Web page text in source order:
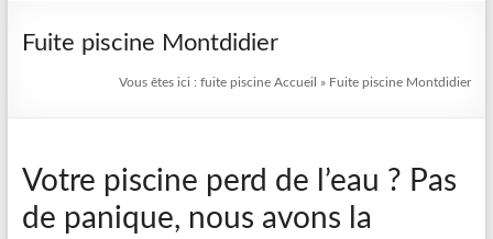
Réparation
Fuite
L’Olympide
—
Fuite piscine Montdidier
Vous êtes ici : fuite piscineAccueil » Fuite piscine Montdidier
Votre piscine perd de l’eau ? Pas
de panique, nous avons la